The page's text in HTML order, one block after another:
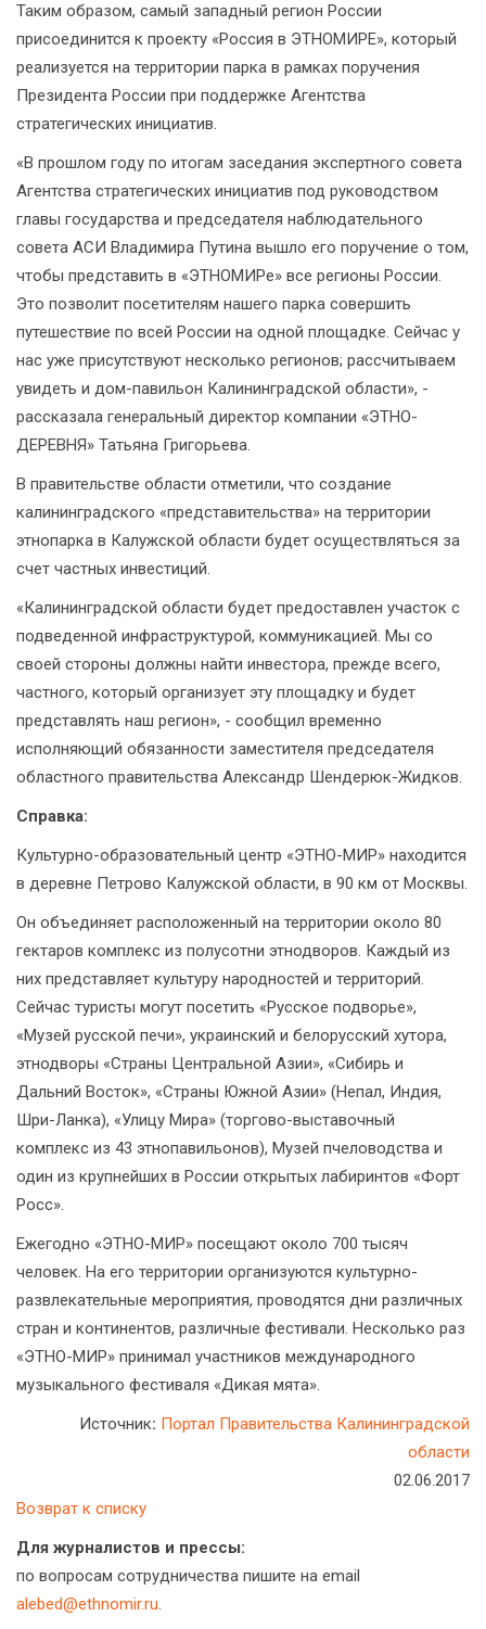
Таким образом, самый западный регион России
присоединится к проекту «Россия в ЭТНОМИРЕ», который
реализуется на территории парка в рамках поручения
Президента России при поддержке Агентства
стратегических инициатив.
«В прошлом году по итогам заседания экспертного совета
Агентства стратегических инициатив под руководством
главы государства и председателя наблюдательного
совета АСИ Владимира Путина вышло его поручение о том,
чтобы представить в «ЭТНОМИРе» все регионы России.
Это позволит посетителям нашего парка совершить
путешествие по всей России на одной площадке. Сейчас у
нас уже присутствуют несколько регионов; рассчитываем
увидеть и дом-павильон Калининградской области», -
рассказала генеральный директор компании «ЭТНО-
ДЕРЕВНЯ» Татьяна Григорьева.
В правительстве области отметили, что создание
калининградского «представительства» на территории
этнопарка в Калужской области будет осуществляться за
счет частных инвестиций.
«Калининградской области будет предоставлен участок с
подведенной инфраструктурой, коммуникацией. Мы со
своей стороны должны найти инвестора, прежде всего,
частного, который организует эту площадку и будет
представлять наш регион», - сообщил временно
исполняющий обязанности заместителя председателя
областного правительства Александр Шендерюк-Жидков.
Справка:
Культурно-образовательный центр «ЭТНО-МИР» находится
в деревне Петрово Калужской области, в 90 км от Москвы.
Он объединяет расположенный на территории около 80
гектаров комплекс из полусотни этнодворов. Каждый из
них представляет культуру народностей и территорий.
Сейчас туристы могут посетить «Русское подворье»,
«Музей русской печи», украинский и белорусский хутора,
этнодворы «Страны Центральной Азии», «Сибирь и
Дальний Восток», «Страны Южной Азии» (Непал, Индия,
Шри-Ланка), «Улицу Мира» (торгово-выставочный
комплекс из 43 этнопавильонов), Музей пчеловодства и
один из крупнейших в России открытых лабиринтов «Форт
Росс».
Ежегодно «ЭТНО-МИР» посещают около 700 тысяч
человек. На его территории организуются культурно-
развлекательные мероприятия, проводятся дни различных
стран и континентов, различные фестивали. Несколько раз
«ЭТНО-МИР» принимал участников международного
музыкального фестиваля «Дикая мята».
Источник: Портал Правительства Калининградской
области
02.06.2017
Возврат к списку
Для журналистов и прессы:
по вопросам сотрудничества пишите на email
alebed@ethnomir.ru.